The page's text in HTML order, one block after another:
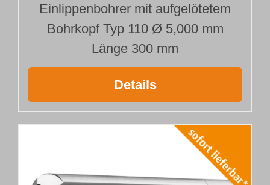
Einlippenbohrer mit aufgelötetem
Bohrkopf Typ 110 Ø 5,000 mm
Länge 300 mm
Details